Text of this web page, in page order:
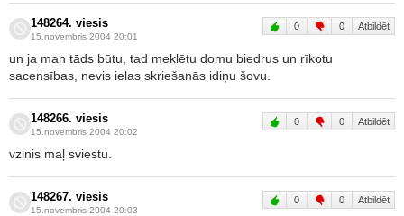
148264. viesis
15.novembris 2004 20:01
0 0 Atbildēt
un ja man tāds būtu, tad meklētu domu biedrus un rīkotu
sacensības, nevis ielas skriešanās idiņu šovu.
148266. viesis
15.novembris 2004 20:02
0 0 Atbildēt
vzinis maļ sviestu.
148267. viesis
15.novembris 2004 20:03
0 0 Atbildēt